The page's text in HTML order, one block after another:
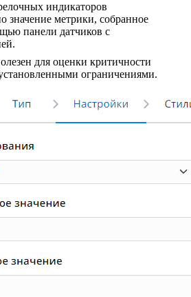
индикаторов
значение метрики, собранное
панели датчиков с
для оценки критичности
ограничениями.